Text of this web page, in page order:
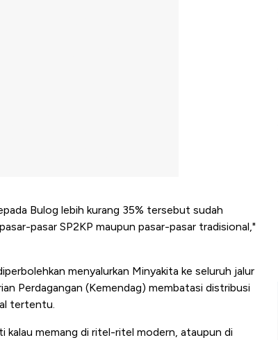
Bulog lebih kurang 35% tersebut sudah
pasar SP2KP maupun pasar-pasar tradisional,"
menyalurkan Minyakita ke seluruh jalur
Perdagangan (Kemendag) membatasi distribusi
tertentu.
kalau memang di ritel-ritel modern, ataupun di